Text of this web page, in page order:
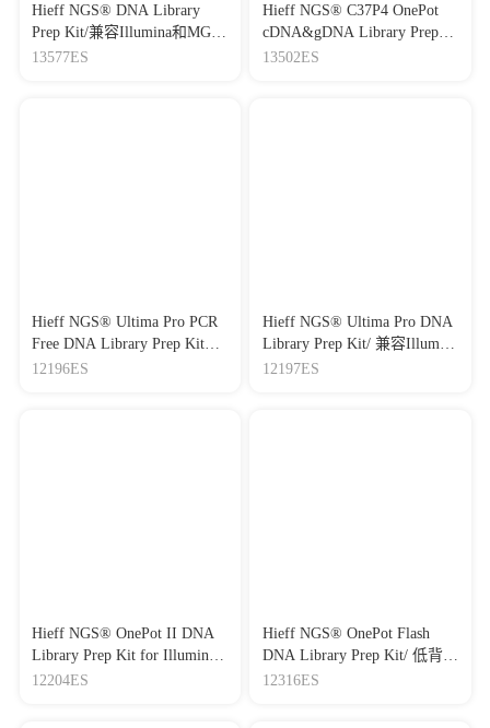
Hieff NGS® DNA Library
Prep Kit/兼容Illumina和MGI
双平台机械法DNA建库试剂
13577ES
Hieff NGS® C37P4 OnePot
cDNA&gDNA Library Prep
Kit（DNA&RNA共建库试剂
13502ES
Hieff NGS® Ultima Pro PCR
Free DNA Library Prep Kit
V2/ 兼容Illumina和MGI双平
12196ES
Hieff NGS® Ultima Pro DNA
Library Prep Kit/ 兼容Illumina
和MGI双平台机械法DNA建
12197ES
Hieff NGS® OnePot II DNA
Library Prep Kit for Illumina/
Illumina 酶切DNA建库试剂
12204ES
Hieff NGS® OnePot Flash
DNA Library Prep Kit/ 低背景
病原快速酶切DNA建库试剂
12316ES